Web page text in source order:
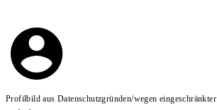
Profilbild aus Datenschutzgründen/wegen